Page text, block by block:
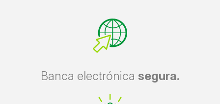
Banca electrónica segura.